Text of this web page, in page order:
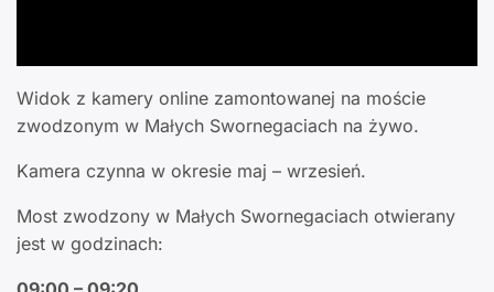
Widok z kamery online zamontowanej na moście
zwodzonym w Małych Swornegaciach na żywo.
Kamera czynna w okresie maj – wrzesień.
Most zwodzony w Małych Swornegaciach otwierany
jest w godzinach: